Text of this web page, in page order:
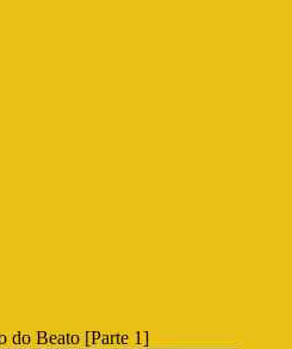
do Beato [Parte 1]